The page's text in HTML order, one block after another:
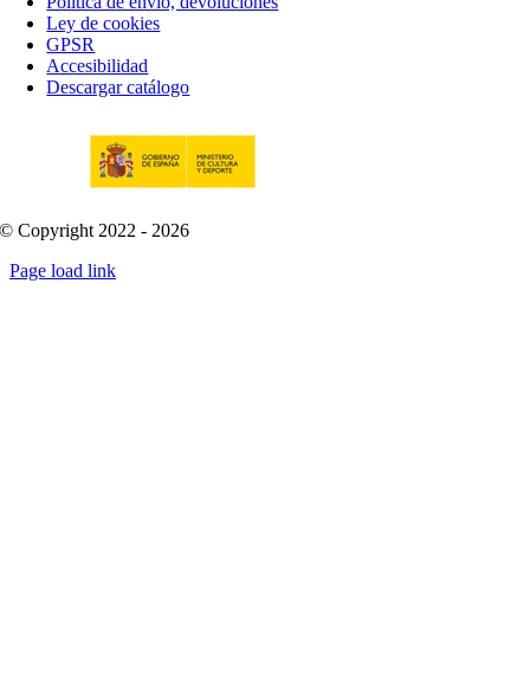
Ley de cookies
GPSR
Accesibilidad
Descargar catálogo
© Copyright 2022 - 2026
Page load link